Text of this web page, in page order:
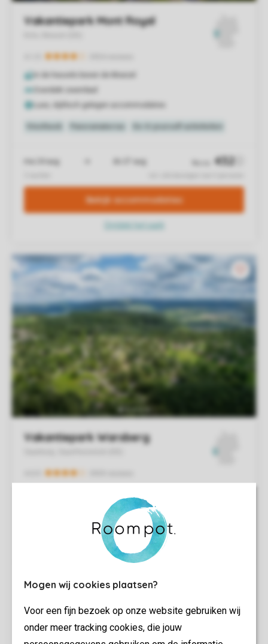
Mogen wij cookies plaatsen?
Voor een fijn bezoek op onze website gebruiken wij
onder meer tracking cookies, die jouw